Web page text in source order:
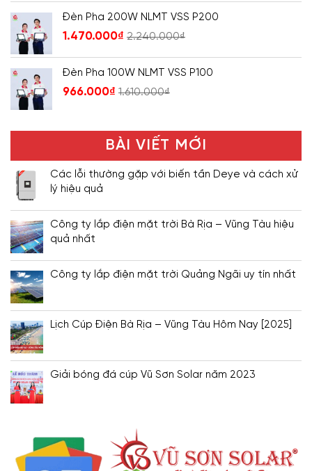
Đèn Pha 200W NLMT VSS P200
1.470.000₫ 2.240.000₫
Đèn Pha 100W NLMT VSS P100
966.000₫ 1.610.000₫
BÀI VIẾT MỚI
Các lỗi thường gặp với biến tần Deye và cách xử
lý hiệu quả
Công ty lắp điện mặt trời Bà Rịa – Vũng Tàu hiệu
quả nhất
Công ty lắp điện mặt trời Quảng Ngãi uy tín nhất
Lịch Cúp Điện Bà Rịa – Vũng Tàu Hôm Nay [2025]
Giải bóng đá cúp Vũ Sơn Solar năm 2023